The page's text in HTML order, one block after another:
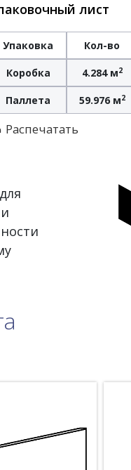
лист
Упаковка Кол-во
Коробка 4.284 м2
Паллета 59.976 м2
Распечатать